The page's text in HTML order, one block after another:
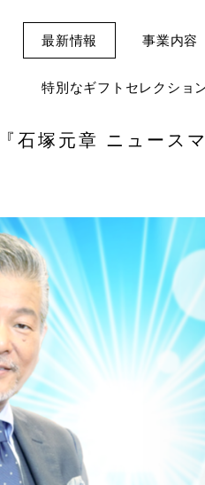
最新情報 事業内容
特別なギフトセレクショ
石塚元章 ニュース